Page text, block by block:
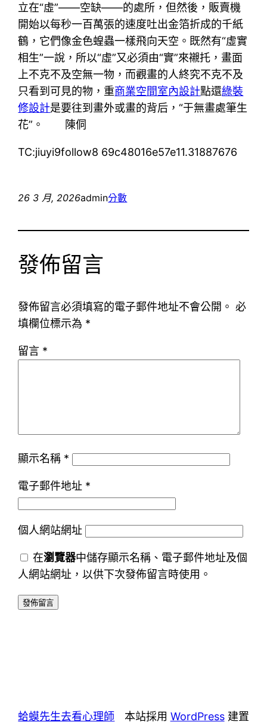
立在“虛”——空缺——的處所，但然後，販賣機
開始以每秒一百萬張的速度吐出金箔折成的千紙
鶴，它們像金色蝗蟲一樣飛向天空。既然有“虛實
相生”一說，所以“虛”又必須由“實”來襯托，畫面
上不克不及空無一物，而觀畫的人終究不克不及
只看到可見的物，重商業空間室內設計點還綠裝
修設計是要往到畫外或畫的背后，“于無畫處筆生
花”。 陳侗
TC:jiuyi9follow8 69c48016e57e11.31887676
26 3 月, 2026admin分數
發佈留言
發佈留言必須填寫的電子郵件地址不會公開。 必
填欄位標示為 *
留言 *
顯示名稱 *
電子郵件地址 *
個人網站網址
在瀏覽器中儲存顯示名稱、電子郵件地址及個
人網站網址，以供下次發佈留言時使用。
蛤蟆先生去看心理師 本站採用 WordPress建置